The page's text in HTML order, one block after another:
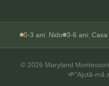
0-3 ani: Nido 3-6 ani: Casa
© 2026 Maryland
🌱"Ajută-mă